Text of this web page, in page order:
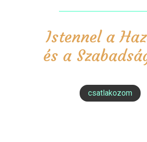
Istennel a
és a
csatlakozom